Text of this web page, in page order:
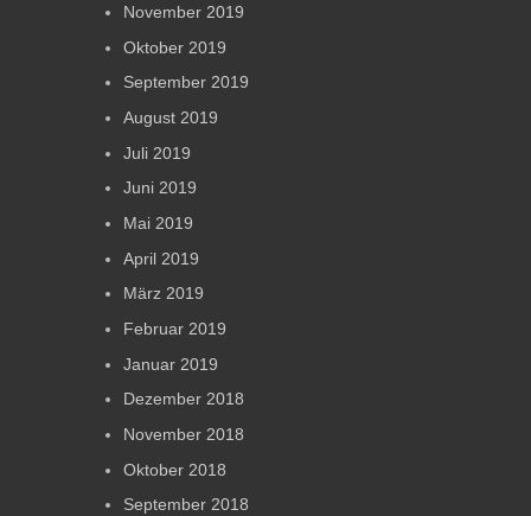
November 2019
Oktober 2019
September 2019
August 2019
Juli 2019
Juni 2019
Mai 2019
April 2019
März 2019
Februar 2019
Januar 2019
Dezember 2018
November 2018
Oktober 2018
September 2018